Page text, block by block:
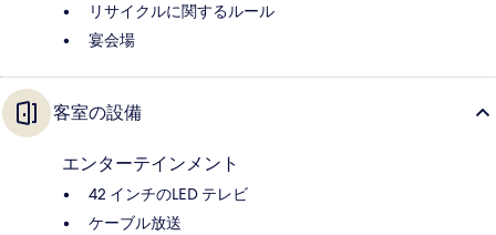
リサイクルに関するルール
宴会場
客室の設備
エンターテインメント
42 インチのLED テレビ
ケーブル放送